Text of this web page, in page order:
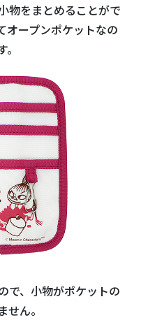
物をまとめることがで
オープンポケットなの
で、小物がポケットの
ん。